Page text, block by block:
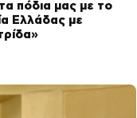
πόδια μας με το
Ελλάδας με